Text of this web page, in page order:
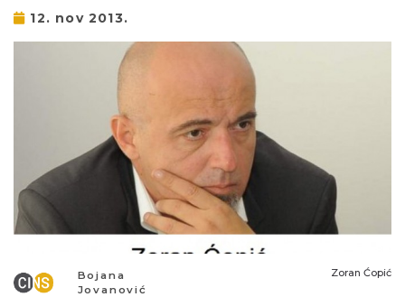
12. nov 2013.
Bojana
Jovanović
Zoran Ćopić